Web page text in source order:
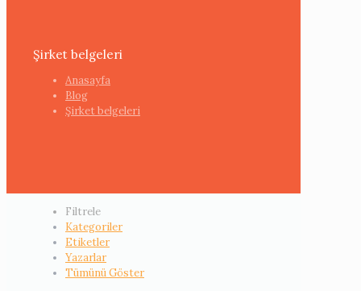
Şirket belgeleri
Anasayfa
Blog
Şirket belgeleri
Filtrele
Kategoriler
Etiketler
Yazarlar
Tümünü Göster